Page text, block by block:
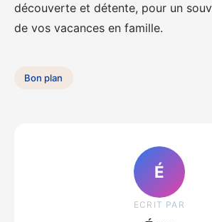
découverte et détente, pour un
de vos vacances en famille.
Bon plan
É
ECRIT PAR